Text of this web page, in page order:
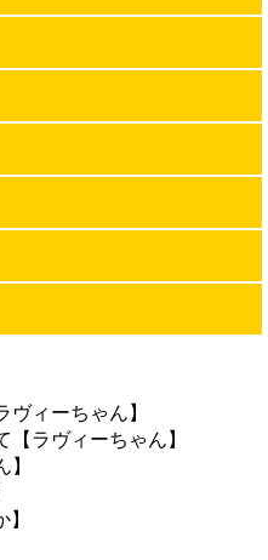
ヴィーちゃん】
ラヴィーちゃん】